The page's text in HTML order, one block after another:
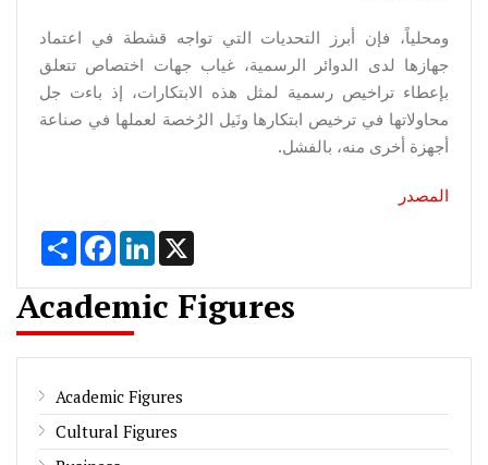
ومحلياً، فإن أبرز التحديات التي تواجه قشطة في اعتماد
جهازها لدى الدوائر الرسمية، غياب جهات اختصاص تتعلق
بإعطاء تراخيص رسمية لمثل هذه الابتكارات، إذ باءت جل
محاولاتها في ترخيص ابتكارها ونَيل الرُخصة لعملها في صناعة
أجهزة أخرى منه، بالفشل.
المصدر
Share FacebookLinkedIn
Academic Figures
Academic Figures
Cultural Figures